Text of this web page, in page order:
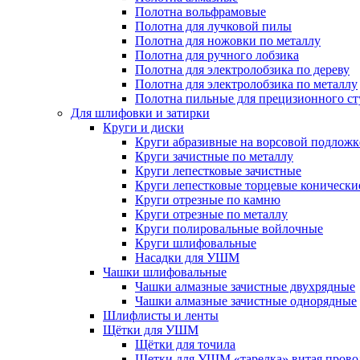
Полотна вольфрамовые
Полотна для лучковой пилы
Полотна для ножовки по металлу
Полотна для ручного лобзика
Полотна для электролобзика по дереву
Полотна для электролобзика по металлу
Полотна пильные для прецизионного
Для шлифовки и затирки
Круги и диски
Круги абразивные на ворсовой
Круги зачистные по металлу
Круги лепестковые зачистные
Круги лепестковые торцевые
Круги отрезные по камню
Круги отрезные по металлу
Круги полировальные войлочные
Круги шлифовальные
Насадки для УШМ
Чашки шлифовальные
Чашки алмазные зачистные двухрядные
Чашки алмазные зачистные однорядные
Шлифлисты и ленты
Щётки для УШМ
Щётки для точила